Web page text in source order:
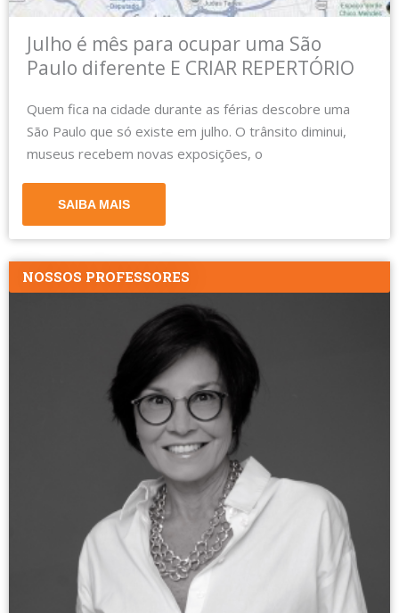
Julho é mês para ocupar uma São
Paulo diferente E CRIAR REPERTÓRIO
Quem fica na cidade durante as férias descobre uma
São Paulo que só existe em julho. O trânsito diminui,
museus recebem novas exposições, o
SAIBA MAIS
NOSSOS PROFESSORES